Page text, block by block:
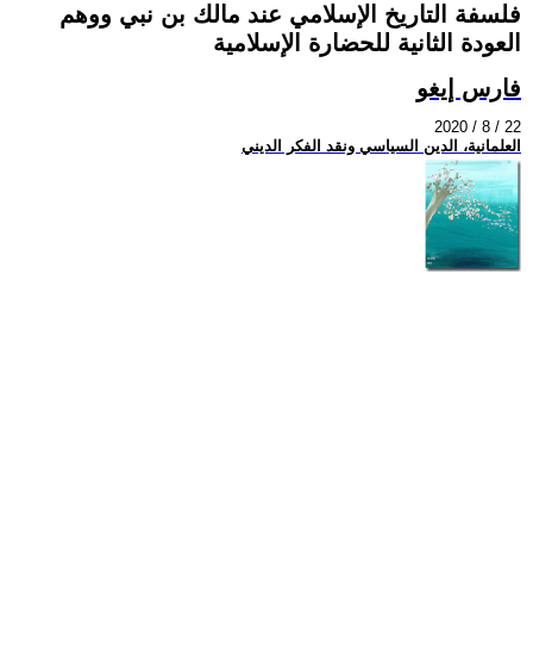
فلسفة التاريخ الإسلامي عند مالك بن نبي ووهم
العودة الثانية للحضارة الإسلامية
فارس إيغو
2020 / 8 / 22
العلمانية، الدين السياسي ونقد الفكر الديني